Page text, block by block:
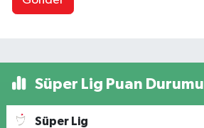
Süper Lig Puan Durumu
Süper Lig